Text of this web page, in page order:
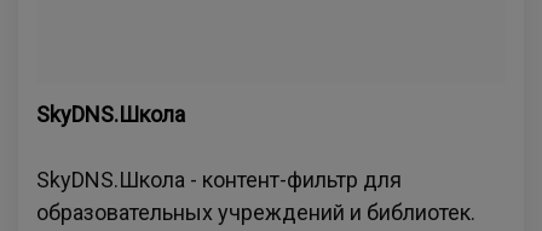
SkyDNS.Школа
SkyDNS.Школа - контент-фильтр для
образовательных учреждений и библиотек.